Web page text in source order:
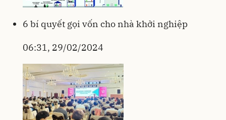
6 bí quyết gọi vốn cho nhà khởi nghiệp
06:31, 29/02/2024